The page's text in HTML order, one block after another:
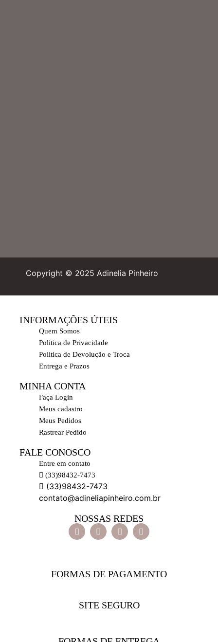
Copyright © 2025 Adinelia Pinheiro
INFORMAÇÕES ÚTEIS
Quem Somos
Politica de Privacidade
Politica de Devolução e Troca
Entrega e Prazos
MINHA CONTA
Faça Login
Meus cadastro
Meus Pedidos
Rastrear Pedido
FALE CONOSCO
Entre em contato
(33)98432-7473
(33)98432-7473
contato@adineliapinheiro.com.br
NOSSAS REDES
FORMAS DE PAGAMENTO
SITE SEGURO